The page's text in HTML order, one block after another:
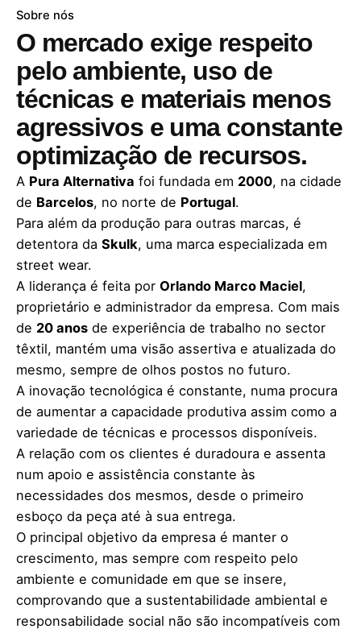
Sobre nós
O mercado exige respeito
pelo ambiente, uso de
técnicas e materiais menos
agressivos e uma constante
optimização de recursos.
A Pura Alternativa foi fundada em 2000, na cidade
de Barcelos, no norte de Portugal.
Para além da produção para outras marcas, é
detentora da Skulk, uma marca especializada em
street wear.
A liderança é feita por Orlando Marco Maciel,
proprietário e administrador da empresa. Com mais
de 20 anos de experiência de trabalho no sector
têxtil, mantém uma visão assertiva e atualizada do
mesmo, sempre de olhos postos no futuro.
A inovação tecnológica é constante, numa procura
de aumentar a capacidade produtiva assim como a
variedade de técnicas e processos disponíveis.
A relação com os clientes é duradoura e assenta
num apoio e assistência constante às
necessidades dos mesmos, desde o primeiro
esboço da peça até à sua entrega.
O principal objetivo da empresa é manter o
crescimento, mas sempre com respeito pelo
ambiente e comunidade em que se insere,
comprovando que a sustentabilidade ambiental e
responsabilidade social não são incompatíveis com